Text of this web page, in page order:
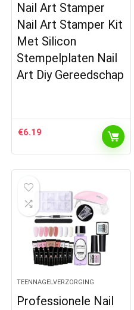
Nail Art Stamper
Nail Art Stamper Kit
Met Silicon
Stempelplaten Nail
Art Diy Gereedschap
€6.19
TEENNAGELVERZORGING
Professionele Nail